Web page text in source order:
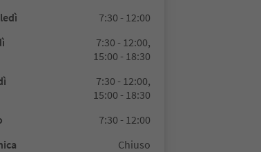
7:30 - 12:00
7:30 - 12:00,
15:00 - 18:30
7:30 - 12:00,
15:00 - 18:30
7:30 - 12:00
Chiuso